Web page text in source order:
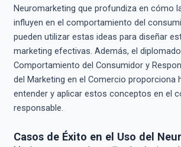
Neuromarketing que profundiza en cómo
influyen en el comportamiento del
pueden utilizar estas ideas para diseñar
marketing efectivas. Además, el
Comportamiento del Consumidor y
del Marketing en el Comercio proporciona
entender y aplicar estos conceptos en el
responsable.
Casos de Éxito en el Uso del